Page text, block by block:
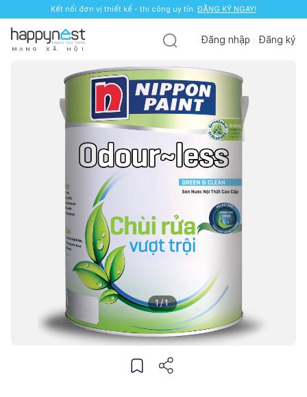
Kết nối đơn vị thiết kế - thi công uy tín. ĐĂNG KÝ NGAY!
M Ạ N G X Ã H Ộ I
Đăng nhập Đăng ký
1/1